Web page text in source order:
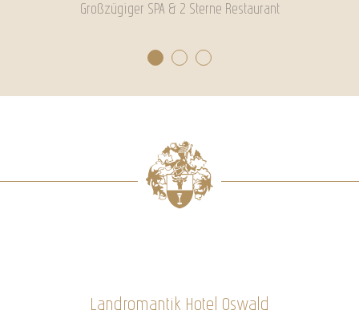
Großzügiger SPA & 2 Sterne Restaurant
Landromantik Hotel Oswald